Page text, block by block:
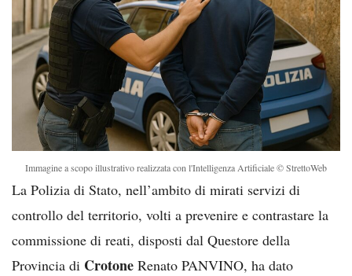
Immagine a scopo illustrativo realizzata con l'Intelligenza Artificiale © StrettoWeb
La Polizia di Stato, nell’ambito di mirati servizi di
controllo del territorio, volti a prevenire e contrastare la
commissione di reati, disposti dal Questore della
Provincia di Crotone Renato PANVINO, ha dato